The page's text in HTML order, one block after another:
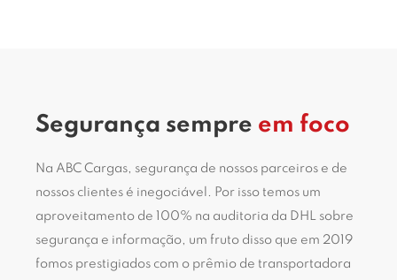
Segurança sempre em foco
Na ABC Cargas, segurança de nossos parceiros e de
nossos clientes é inegociável. Por isso temos um
aproveitamento de 100% na auditoria da DHL sobre
segurança e informação, um fruto disso que em 2019
fomos prestigiados com o prêmio de transportadora